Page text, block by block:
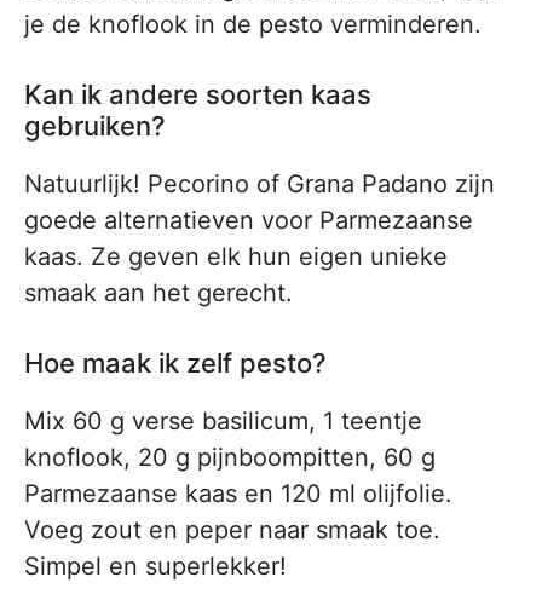
je de knoflook in de pesto verminderen.
Kan ik andere soorten kaas
gebruiken?
Natuurlijk! Pecorino of Grana Padano zijn
goede alternatieven voor Parmezaanse
kaas. Ze geven elk hun eigen unieke
smaak aan het gerecht.
Hoe maak ik zelf pesto?
Mix 60 g verse basilicum, 1 teentje
knoflook, 20 g pijnboompitten, 60 g
Parmezaanse kaas en 120 ml olijfolie.
Voeg zout en peper naar smaak toe.
Simpel en superlekker!